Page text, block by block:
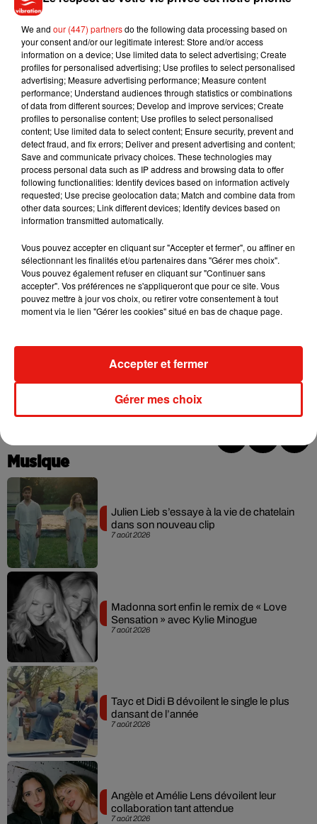
Si vous habitez dans une zone rurale ou péri-urbaine
dépourvue de déchetterie et dans laquelle aucun système de
collecte n'est prévu, vous pouvez brûler vos déchets verts
dans votre jardin sous certaines conditions.
Le brûlage des déchets doit être effectué :
- entre 11h et 15h30 de décembre à février
- de 10h à 16h30 le reste de l'année.
De plus, dans tous les cas, il doit s'agir de végétaux secs
pour limiter les fumées.
A noter : renseignez-vous auprès de la mairie ; un arrêté
préfectoral précise les conditions de ce brûlage.
Par ailleurs, des dérogations à l'interdiction de brûler en plein
air des déchets végétaux peuvent être prévues par les
règlements sanitaires départementaux, notamment pour
éviter la propagation de certaines maladies (causées par des
vers, bactéries ou parasites qui touchent certains végétaux).
Chaque département dispose de son propre règlement
sanitaire, applicable de plein droit.
Musique
7 août 2026
Julien Lieb s’essaye à la vie de chatelain
dans son nouveau clip
7 août 2026
Madonna sort enfin le remix de « Love
Sensation » avec Kylie Minogue
7 août 2026
Tayc et Didi B dévoilent le single le plus
dansant de l’année
7 août 2026
Angèle et Amélie Lens dévoilent leur
collaboration tant attendue
We and our (447) partnersdo the following data processing based on
your consent and/or our legitimate interest: Store and/or access
information on a device; Use limited data to select advertising; Create
profiles for personalised advertising; Use profiles to select personalised
advertising; Measure advertising performance; Measure content
performance; Understand audiences through statistics or combinations
of data from different sources; Develop and improve services; Create
profiles to personalise content; Use profiles to select personalised
content; Use limited data to select content; Ensure security, prevent and
detect fraud, and fix errors; Deliver and present advertising and content;
Save and communicate privacy choices. These technologies may
process personal data such as IP address and browsing data to offer
following functionalities: Identify devices based on information actively
requested; Use precise geolocation data; Match and combine data from
other data sources; Link different devices; Identify devices based on
information transmitted automatically.
Vous pouvez accepter en cliquant sur "Accepter et fermer", ou affiner en
sélectionnant les finalités et/ou partenaires dans "Gérer mes choix".
Vous pouvez également refuser en cliquant sur "Continuer sans
accepter". Vos préférences ne s'appliqueront que pour ce site. Vous
pouvez mettre à jour vos choix, ou retirer votre consentement à tout
moment via le lien "Gérer les cookies" situé en bas de chaque page.
Gérer mes choix
Accepter et fermer